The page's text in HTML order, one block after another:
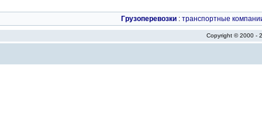
Грузоперевозки : транспортные
Copyright © 2000 -